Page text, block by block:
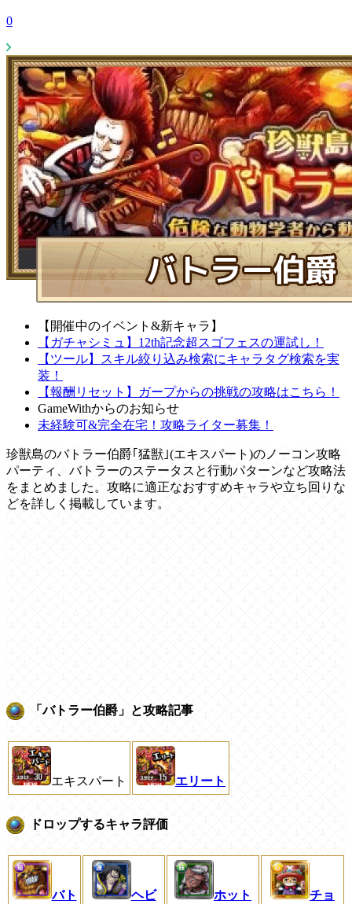
0
【開催中のイベント&新キャラ】
【ガチャシミュ】12th記念超スゴフェスの運試し！
【ツール】スキル絞り込み検索にキャラタグ検索を実
装！
【報酬リセット】ガープからの挑戦の攻略はこちら！
GameWithからのお知らせ
未経験可&完全在宅！攻略ライター募集！
珍獣島のバトラー伯爵｢猛獣｣(エキスパート)のノーコン攻略
パーティ、バトラーのステータスと行動パターンなど攻略法
をまとめました。攻略に適正なおすすめキャラや立ち回りな
どを詳しく掲載しています。
「バトラー伯爵」と攻略記事
エキスパート エリート
ドロップするキャラ評価
バト
ヘビ
ホット
チョ